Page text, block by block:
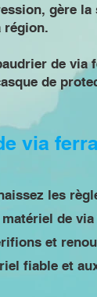
gère
région.
de via
de
via
les
de
et
fiable et